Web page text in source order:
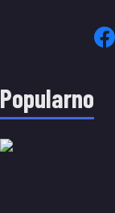
Popularno